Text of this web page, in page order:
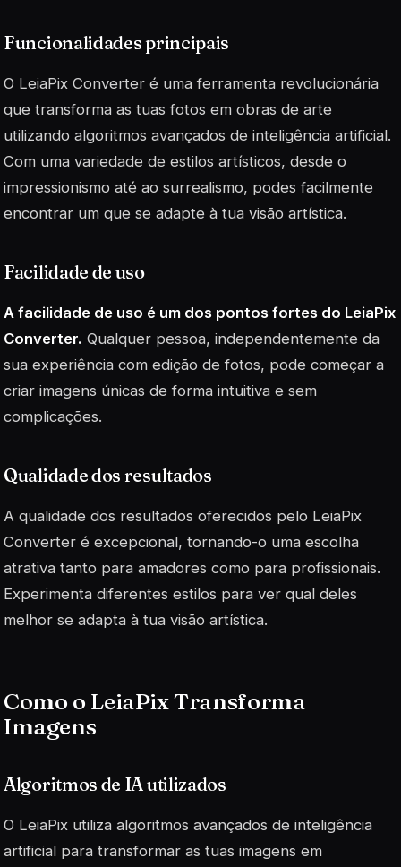
Funcionalidades principais
O LeiaPix Converter é uma ferramenta revolucionária
que transforma as tuas fotos em obras de arte
utilizando algoritmos avançados de inteligência artificial.
Com uma variedade de estilos artísticos, desde o
impressionismo até ao surrealismo, podes facilmente
encontrar um que se adapte à tua visão artística.
Facilidade de uso
A facilidade de uso é um dos pontos fortes do LeiaPix
Converter. Qualquer pessoa, independentemente da
sua experiência com edição de fotos, pode começar a
criar imagens únicas de forma intuitiva e sem
complicações.
Qualidade dos resultados
A qualidade dos resultados oferecidos pelo LeiaPix
Converter é excepcional, tornando-o uma escolha
atrativa tanto para amadores como para profissionais.
Experimenta diferentes estilos para ver qual deles
melhor se adapta à tua visão artística.
Como o LeiaPix Transforma
Imagens
Algoritmos de IA utilizados
O LeiaPix utiliza algoritmos avançados de inteligência
artificial para transformar as tuas imagens em